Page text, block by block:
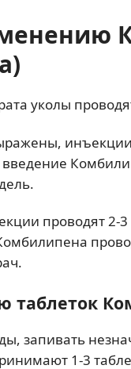
уколы
проводят 2-
таблеток
запивать
1-3